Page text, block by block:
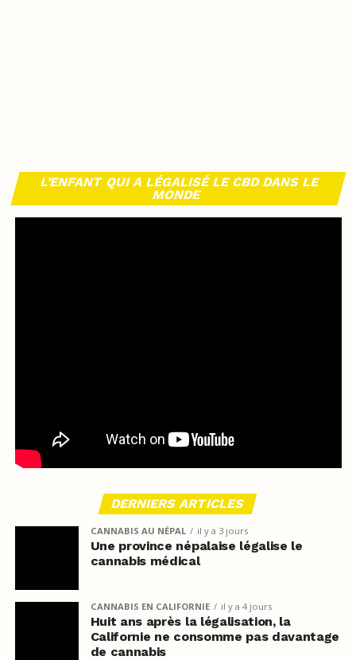
L’ENFANT QUI A LÉGALISÉ LE CBD DANS LE
MONDE
DERNIERS ARTICLES
CANNABIS AU NÉPAL il y a 3 jours
Une province népalaise légalise le
cannabis médical
CANNABIS EN CALIFORNIE il y a 4 jours
Huit ans après la légalisation, la
Californie ne consomme pas davantage
de cannabis